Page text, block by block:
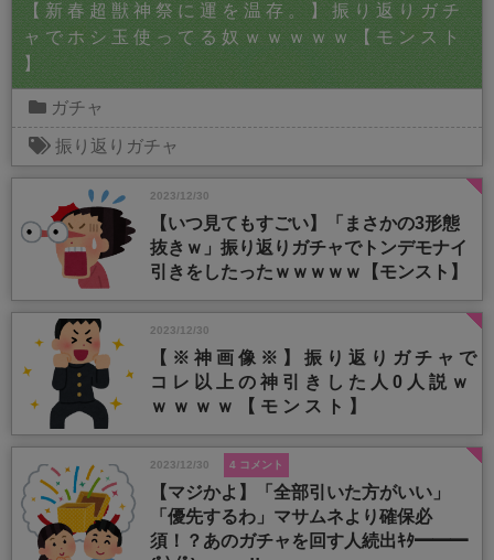
【 新 春 超 獣 神 祭 に 運 を 温 存 。 】 振 り 返 り ガ チ
ャ で ホ シ 玉 使 っ て る 奴 ｗ ｗ ｗ ｗ ｗ 【 モ ン ス ト
】
ガチャ
振り返りガチャ
2023/12/30
【いつ見てもすごい】「まさかの3形態
抜きｗ」振り返りガチャでトンデモナイ
引きをしたったｗｗｗｗｗ【モンスト】
2023/12/30
【 ※ 神 画 像 ※ 】 振 り 返 り ガ チ ャ で
コ レ 以 上 の 神 引 き し た 人 0 人 説 ｗ
ｗ ｗ ｗ ｗ 【 モ ン ス ト 】
2023/12/30 4 コメント
【マジかよ】「全部引いた方がいい」
「優先するわ」マサムネより確保必
須！？あのガチャを回す人続出ｷﾀ━━━